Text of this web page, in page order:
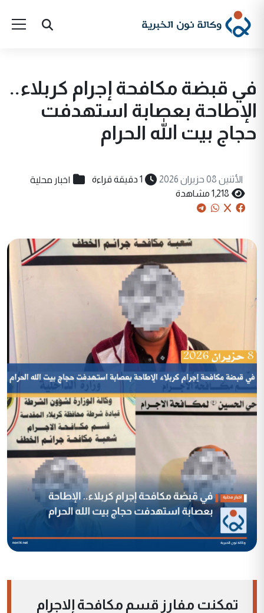
في قبضة مكافحة إجرام كربلاء..
الإطاحة بعصابة استهدفت
حجاج بيت الله الحرام
الأثنين 08 حزيران 2026 1 دقيقة قراءة اخبار محلية
1,218 مشاهدة
تمكنت مفارز قسم مكافحة إلاجرام